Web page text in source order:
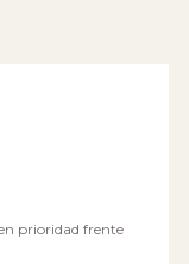
prioridad frente